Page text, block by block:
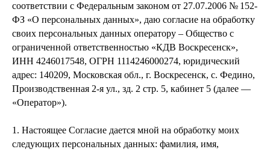
соответствии с Федеральным законом от 27.07.2006 № 152-
ФЗ «О персональных данных», даю согласие на обработку
своих персональных данных оператору – Общество с
ограниченной ответственностью «КДВ Воскресенск»,
ИНН 4246017548, ОГРН 1114246000274, юридический
адрес: 140209, Московская обл., г. Воскресенск, с. Федино,
Производственная 2-я ул., зд. 2 стр. 5, кабинет 5 (далее —
«Оператор»).
1. Настоящее Согласие дается мной на обработку моих
следующих персональных данных: фамилия, имя,